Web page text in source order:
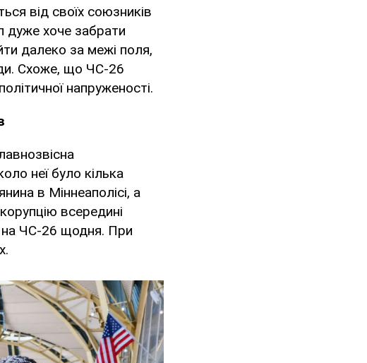
від своїх союзників
дуже хоче забрати
далеко за межі поля,
Схоже, що ЧС-26
напруженості.
неї було кілька
в Міннеаполісі, а
всередині
на ЧС-26 щодня. При